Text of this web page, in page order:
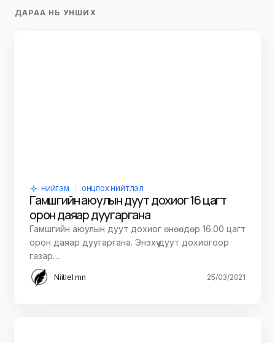
ДАРАА НЬ УНШИХ
НИЙГЭМ ОНЦЛОХ НИЙТЛЭЛ
Гамшгийн аюулын дуут дохиог 16 цагт
орон даяар дуугаргана
Гамшгийн аюулын дуут дохиог өнөөдөр 16.00 цагт
орон даяар дуугаргана. Энэхүү дуут дохиогоор
газар…
Niitlel.mn 25/03/2021